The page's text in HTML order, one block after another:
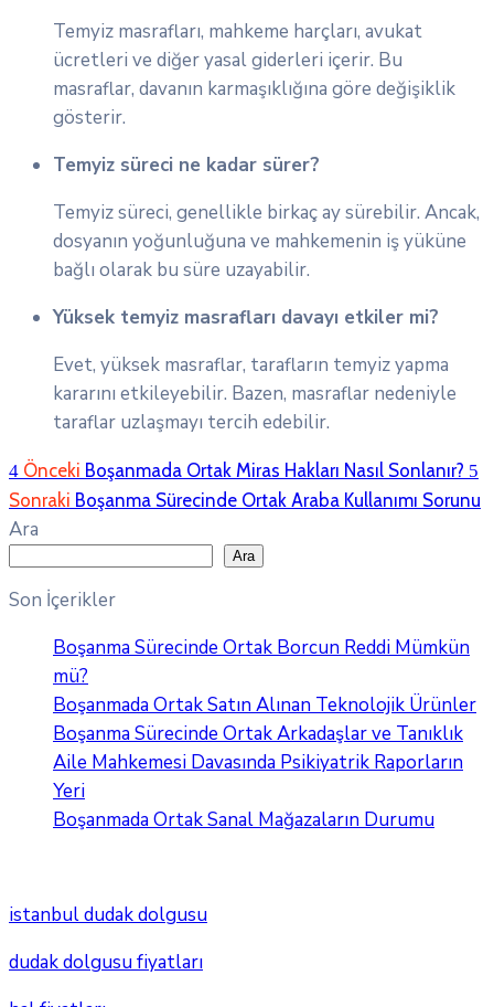
Temyiz masrafları, mahkeme harçları, avukat
ücretleri ve diğer yasal giderleri içerir. Bu
masraflar, davanın karmaşıklığına göre değişiklik
gösterir.
Temyiz süreci ne kadar sürer?
Temyiz süreci, genellikle birkaç ay sürebilir. Ancak,
dosyanın yoğunluğuna ve mahkemenin iş yüküne
bağlı olarak bu süre uzayabilir.
Yüksek temyiz masrafları davayı etkiler mi?
Evet, yüksek masraflar, tarafların temyiz yapma
kararını etkileyebilir. Bazen, masraflar nedeniyle
taraflar uzlaşmayı tercih edebilir.
Önceki Boşanmada Ortak Miras Hakları Nasıl Sonlanır?
Sonraki Boşanma Sürecinde Ortak Araba Kullanımı Sorunu
Ara
Ara
Son İçerikler
Boşanma Sürecinde Ortak Borcun Reddi Mümkün
mü?
Boşanmada Ortak Satın Alınan Teknolojik Ürünler
Boşanma Sürecinde Ortak Arkadaşlar ve Tanıklık
Aile Mahkemesi Davasında Psikiyatrik Raporların
Yeri
Boşanmada Ortak Sanal Mağazaların Durumu
istanbul dudak dolgusu
dudak dolgusu fiyatları